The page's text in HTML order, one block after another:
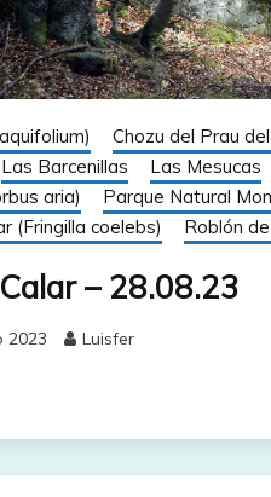
Chozu del Prau
Las Barcenillas Las Mesucas
aria)
Parque Natural
(Fringilla coelebs)
Roblón
– 28.08.23
2023 Luisfer